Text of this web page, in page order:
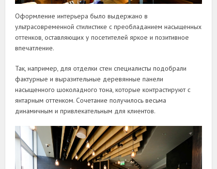
Оформление интерьера было выдержано в
ультрасовременной стилистике с преобладанием насыщенных
оттенков, оставляющих у посетителей яркое и позитивное
впечатление.
Так, например, для отделки стен специалисты подобрали
фактурные и выразительные деревянные панели
насыщенного шоколадного тона, которые контрастируют с
янтарным оттенком. Сочетание получилось весьма
динамичным и привлекательным для клиентов.